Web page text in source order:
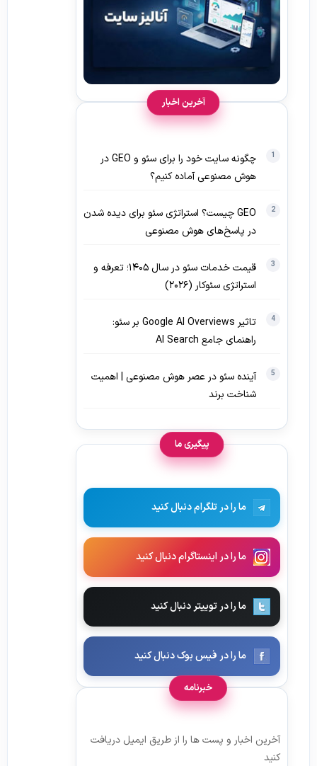
آخرین اخبار
چگونه سایت خود را برای سئو و GEO در
هوش مصنوعی آماده کنیم؟
GEO چیست؟ استراتژی سئو برای دیده‌ شدن
در پاسخ‌های هوش مصنوعی
قیمت خدمات سئو در سال ۱۴۰۵؛ تعرفه و
استراتژی سئوکار (۲۰۲۶)
تاثیر Google AI Overviews بر سئو:
راهنمای جامع AI Search
آینده سئو در عصر هوش مصنوعی | اهمیت
شناخت برند
پیگیری ما
ما را در تلگرام دنبال کنید
ما را در اینستاگرام دنبال کنید
ما را در توییتر دنبال کنید
ما را در فیس بوک دنبال کنید
خبرنامه
آخرین اخبار و پست ها را از طریق ایمیل دریافت
کنید